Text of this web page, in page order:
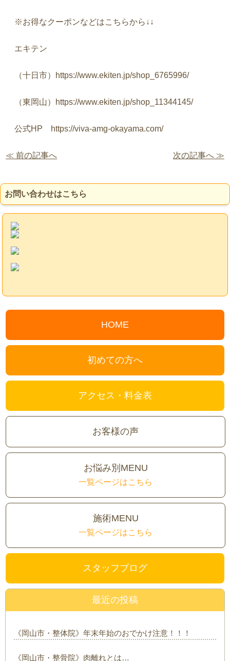
※お得なクーポンなどはこちらから ↓↓
エキテン
（十日市） https://www.ekiten.jp/shop_6765996/
（東岡山） https://www.ekiten.jp/shop_11344145/
公式HP https://viva-amg-okayama.com/
≪ 前の記事へ 次の記事へ ≫
お問い合わせはこちら
HOME
初めての方へ
アクセス・料金表
お客様の声
お悩み別MENU
一覧ページはこちら
施術MENU
一覧ページはこちら
スタッフブログ
最近の投稿
《岡山市・整体院》年末年始のおでかけ注意！！！
《岡山市・整骨院》肉離れとは…